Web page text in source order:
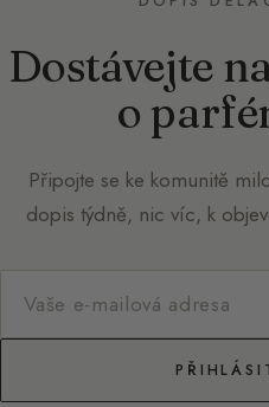
Dostávejte
o
Připojte se ke komunitě
dopis týdně, nic víc, k